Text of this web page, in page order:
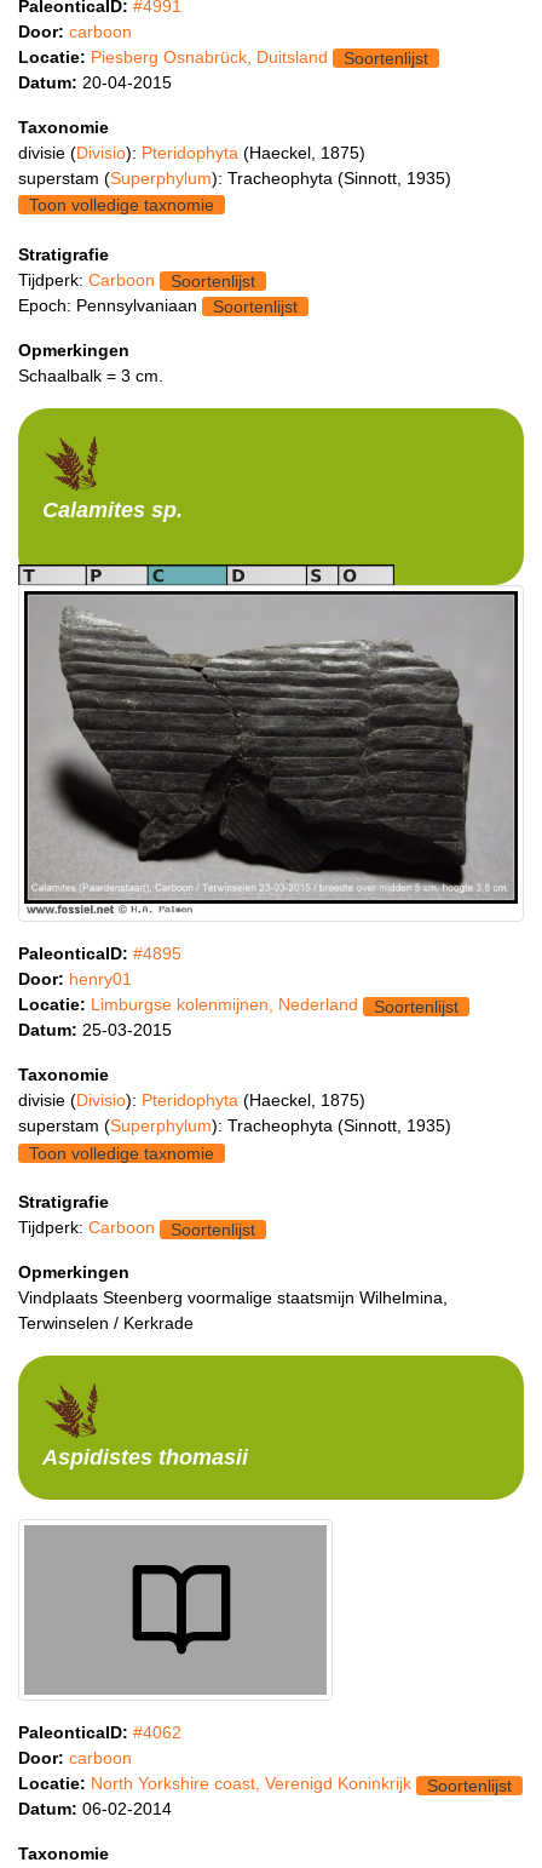
PaleonticaID: #4991
Door: carboon
Locatie: Piesberg Osnabrück, Duitsland
Soortenlijst
Datum: 20-04-2015
Taxonomie
divisie (Divisio): Pteridophyta (Haeckel, 1875)
superstam (Superphylum): Tracheophyta (Sinnott, 1935)
Toon volledige taxnomie
Stratigrafie
Tijdperk: Carboon
Soortenlijst
Epoch: Pennsylvaniaan
Soortenlijst
Opmerkingen
Schaalbalk = 3 cm.
Calamites sp.
PaleonticaID: #4895
Door: henry01
Locatie: Limburgse kolenmijnen, Nederland
Soortenlijst
Datum: 25-03-2015
Taxonomie
divisie (Divisio): Pteridophyta (Haeckel, 1875)
superstam (Superphylum): Tracheophyta (Sinnott, 1935)
Toon volledige taxnomie
Stratigrafie
Tijdperk: Carboon Soortenlijst
Opmerkingen
Vindplaats Steenberg voormalige staatsmijn Wilhelmina,
Terwinselen / Kerkrade
Aspidistes thomasii
PaleonticaID: #4062
Door: carboon
Locatie: North Yorkshire coast, Verenigd Koninkrijk
Soortenlijst
Datum: 06-02-2014
Taxonomie